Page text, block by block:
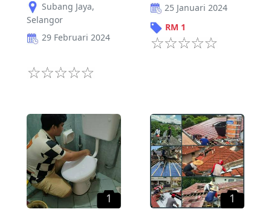
Subang Jaya,
Selangor
29 Februari 2024
25 Januari 2024
RM 1
1 1